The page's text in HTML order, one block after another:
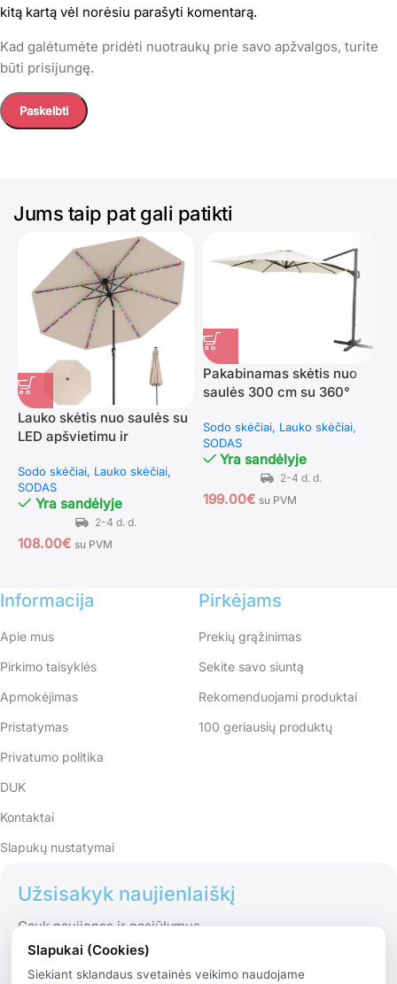
kitą kartą vėl norėsiu parašyti komentarą.
Kad galėtumėte pridėti nuotraukų prie savo apžvalgos, turite
būti prisijungę.
Jums taip pat gali patikti
Lauko skėtis nuo saulės su
LED apšvietimu ir
Sodo skėčiai Lauko skėčiai
SODAS
Yra sandėlyje
108.00€ su PVM
Pakabinamas skėtis nuo
saulės 300 cm su 360°
(Smėlio spalvos)
Sodo skėčiai Lauko skėčiai
SODAS
Yra sandėlyje
199.00€ su PVM
Informacija
Apie mus
Pirkimo taisyklės
Apmokėjimas
Pristatymas
Privatumo politika
DUK
Kontaktai
Slapukų nustatymai
Pirkėjams
Prekių grąžinimas
Sekite savo siuntą
Rekomenduojami produktai
100 geriausių produktų
Užsisakyk naujienlaiškį
Gauk naujienas ir pasiūlymus
Slapukai (Cookies)
Siekiant sklandaus svetainės veikimo naudojame